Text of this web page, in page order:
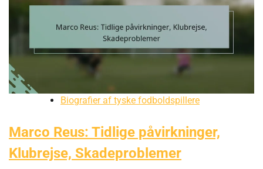
Biografier af tyske fodboldspillere
Marco Reus: Tidlige påvirkninger,
Klubrejse, Skadeproblemer